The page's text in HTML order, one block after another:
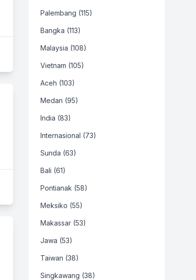
Palembang (115)
Bangka (113)
Malaysia (108)
Vietnam (105)
Aceh (103)
Medan (95)
India (83)
Internasional (73)
Sunda (63)
Bali (61)
Pontianak (58)
Meksiko (55)
Makassar (53)
Jawa (53)
Taiwan (38)
Singkawang (38)